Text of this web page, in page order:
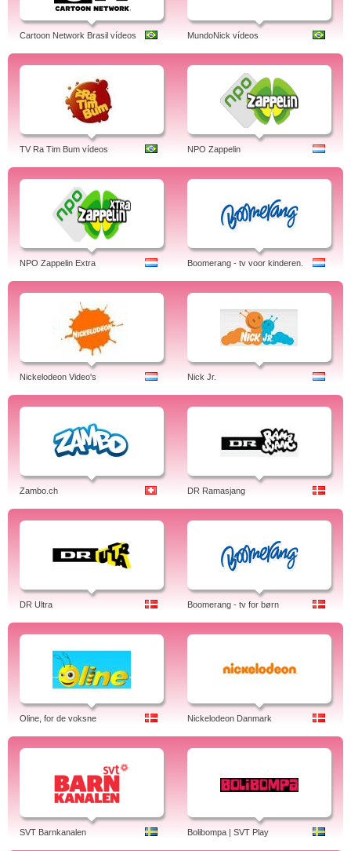
Cartoon Network Brasil vídeos MundoNick vídeos
TV Ra Tim Bum vídeos NPO Zappelin
NPO Zappelin Extra Boomerang - tv voor kinderen.
Nickelodeon Video's Nick Jr.
Zambo.ch DR Ramasjang
DR Ultra Boomerang - tv for børn
Oline, for de voksne Nickelodeon Danmark
SVT Barnkanalen Bolibompa | SVT Play